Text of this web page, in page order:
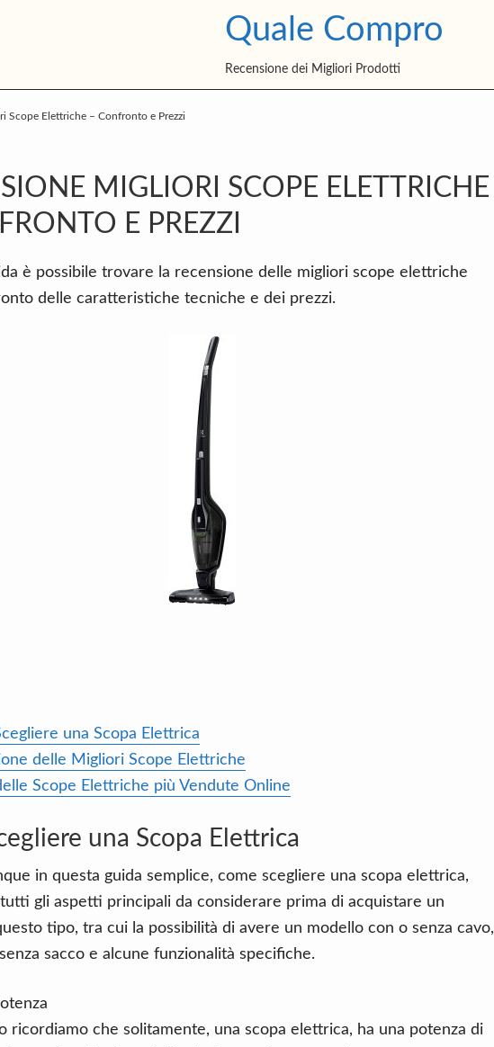
Quale Compro
Recensione dei Migliori Prodotti
Scope Elettriche – Confronto e Prezzi
MIGLIORI SCOPE ELETTRICHE
E PREZZI
è possibile trovare la recensione delle migliori scope elettriche
delle caratteristiche tecniche e dei prezzi.
una Scopa Elettrica
delle Migliori Scope Elettriche
Scope Elettriche più Vendute Online
una Scopa Elettrica
in questa guida semplice, come scegliere una scopa elettrica,
gli aspetti principali da considerare prima di acquistare un
tipo, tra cui la possibilità di avere un modello con o senza cavo,
sacco e alcune funzionalità specifiche.
ricordiamo che solitamente, una scopa elettrica, ha una potenza di